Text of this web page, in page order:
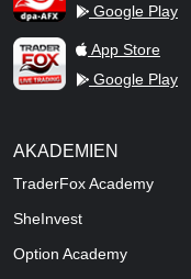
Google Play
TraderFox Live Trading
App Store
Google Play
AKADEMIEN
TraderFox Academy
SheInvest
Option Academy